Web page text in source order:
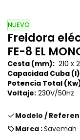
NUEVO
Freidora
FE-8 EL
Cesta (mm): 210 x
Capacidad Cuba
Potencia Total
Voltaje: 230V/50Hz
Modelo /
Marca :Savemah